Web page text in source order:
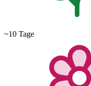
~10 Tage